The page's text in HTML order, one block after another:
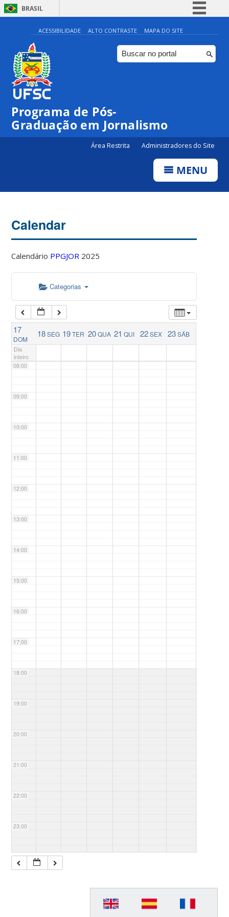
BRASIL
Simplifique!
Comunica BR
Participe
ACESSIBILIDADE ALTO CONTRASTE MAPA DO SITE
Programa de Pós-
Graduação em Jornalismo
Área Restrita Administradores do Site
MENU
Calendar
Calendário PPGJOR 2025
Categorias
17
DOM
18SEG 19TER 20QUA 21 QUI 22SEX 23SÁB
Dia
inteiro
00:00
05:00
06:00
07:00
08:00
09:00
10:00
11:00
12:00
13:00
14:00
15:00
16:00
17:00
18:00
19:00
20:00
21:00
22:00
23:00